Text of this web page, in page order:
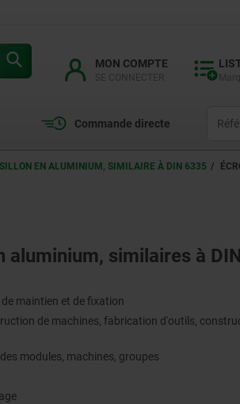
MON COMPTE
Commande directe
EN ALUMINIUM, SIMILAIRE À DIN 6335
aluminium, similaires à
maintien et de fixation
de machines, fabrication d'outils,
modules, machines, groupes